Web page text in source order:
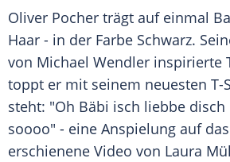
Oliver Pocher trägt auf einmal
Haar - in der Farbe Schwarz.
von Michael Wendler inspirierte
toppt er mit seinem neuesten T-
steht: "Oh Bäbi isch liebbe
soooo" - eine Anspielung auf
erschienene Video von Laura